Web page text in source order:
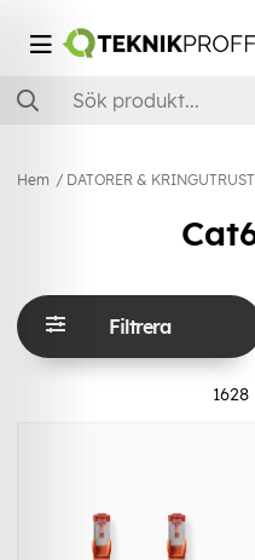
Hem DATORER &
Filtrera
1628